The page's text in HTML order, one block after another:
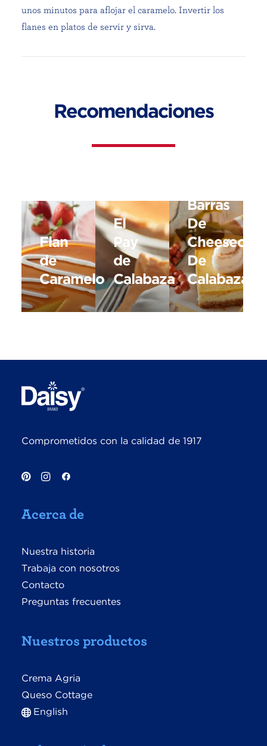
unos minutos para aflojar el caramelo. Invertir los
flanes en platos de servir y sirva.
Recomendaciones
Flan
de
Caramelo
El
Pay
de
Calabaza
Barras
De
De
Calabaza
Comprometidos con la calidad de 1917
Acerca de
Nuestra historia
Trabaja con nosotros
Contacto
Preguntas frecuentes
Nuestros productos
Crema Agria
Queso Cottage
English